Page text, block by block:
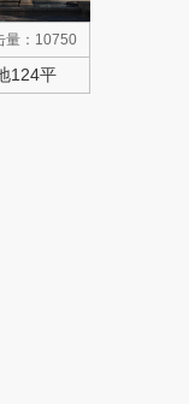
量：10750
124平